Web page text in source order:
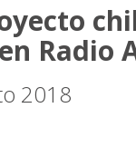
Radio
2018